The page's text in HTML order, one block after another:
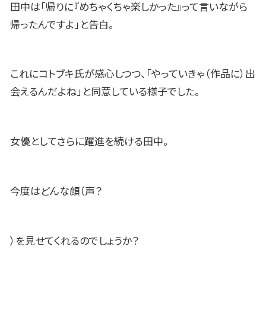
田中は「帰りに『めちゃくちゃ楽しかった』って言いながら
帰ったんですよ」と告白。
これにコトブキ氏が感心しつつ、「やっていきゃ（作品に）出
会えるんだよね」と同意している様子でした。
女優としてさらに躍進を続ける田中。
今度はどんな顔（声？
）を見せてくれるのでしょうか？